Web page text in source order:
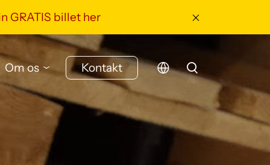
GRATIS billet her
Om os Kontakt